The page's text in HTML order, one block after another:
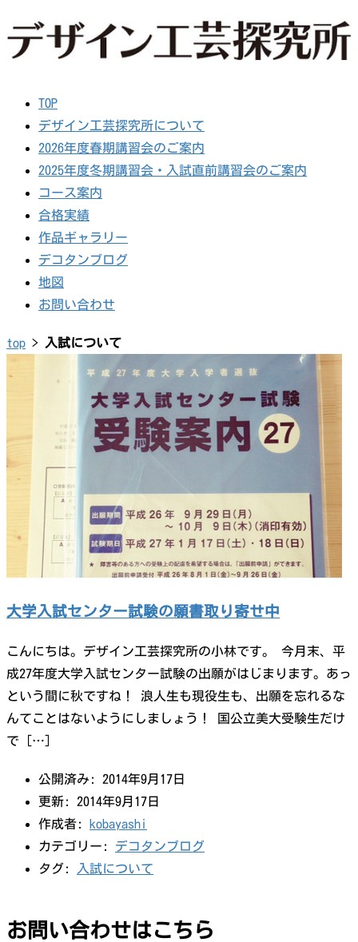
TOP
デザイン工芸探究所について
2026年度春期講習会のご案内
2025年度冬期講習会・入試直前講習会のご案内
コース案内
合格実績
作品ギャラリー
デコタンブログ
地図
お問い合わせ
top > 入試について
大学入試センター試験の願書取り寄せ中
こんにちは。デザイン工芸探究所の小林です。 今月末、平
成27年度大学入試センター試験の出願がはじまります。あっ
という間に秋ですね！ 浪人生も現役生も、出願を忘れるな
んてことはないようにしましょう！ 国公立美大受験生だけ
で […]
公開済み: 2014年9月17日
更新: 2014年9月17日
作成者:
kobayashi
カテゴリー: デコタンブログ
タグ:
入試について
お問い合わせはこちら